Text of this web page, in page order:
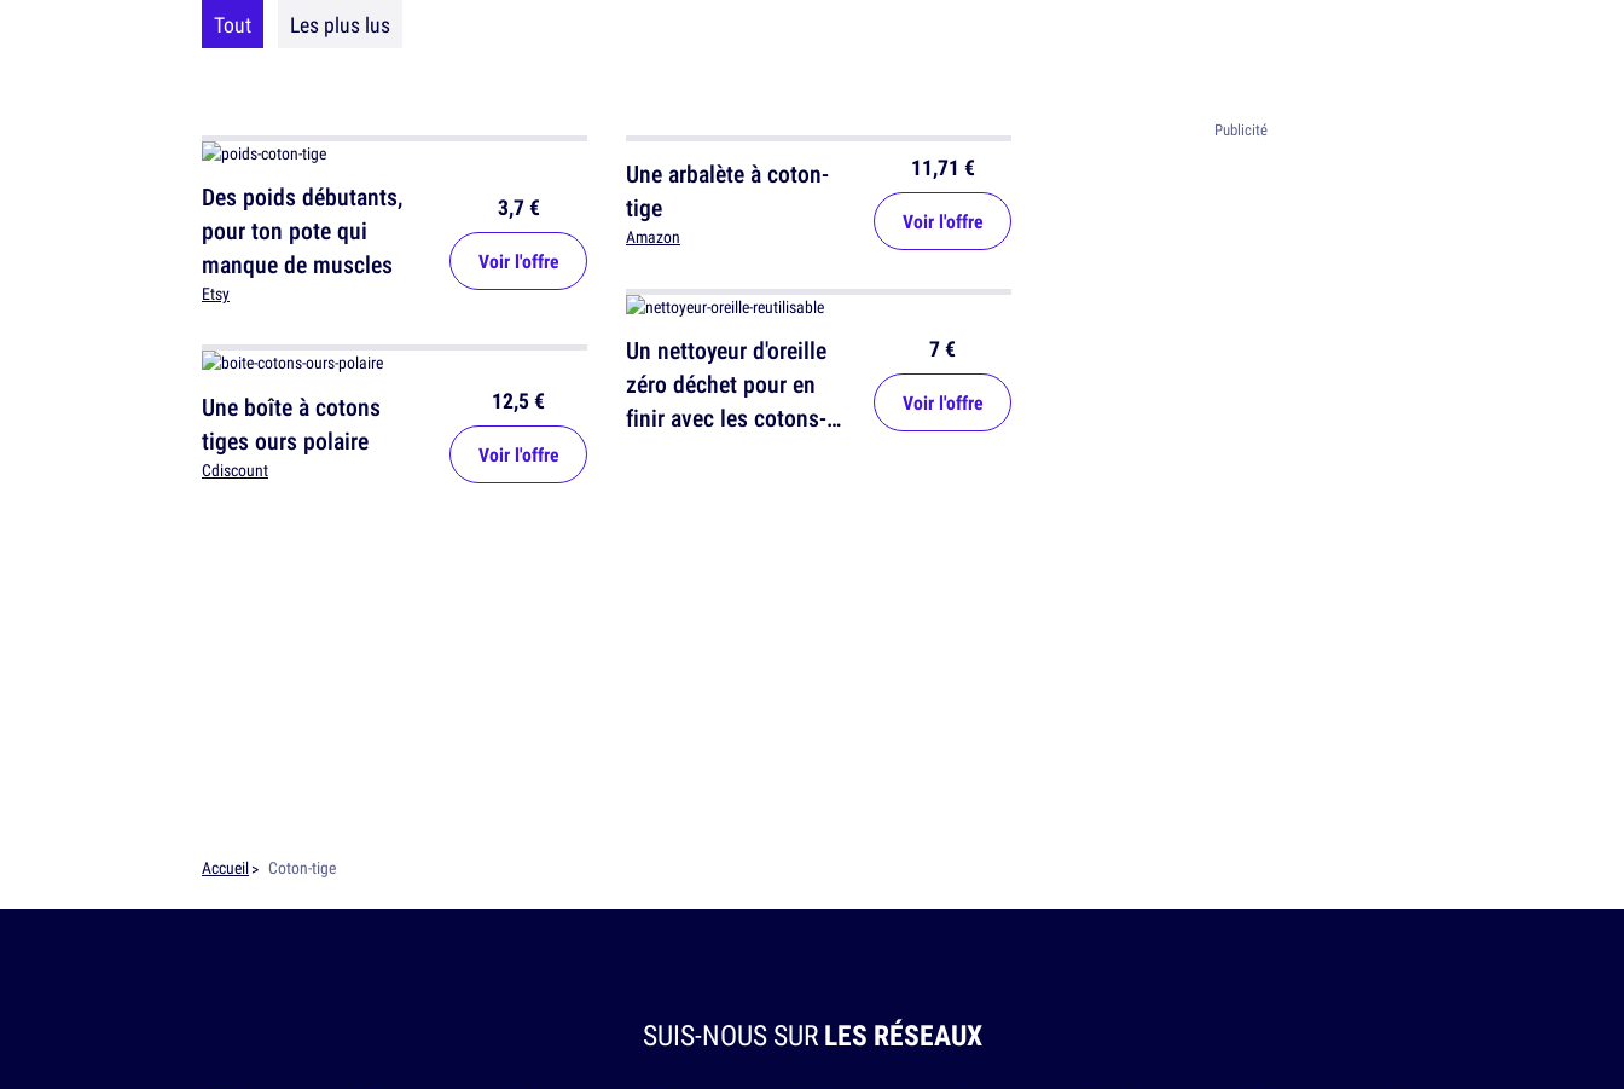
Tout Les plus lus
Des poids débutants,
pour ton pote qui
manque de muscles
Etsy
3,7 €
Voir l'offre
Une boîte à cotons
tiges ours polaire
Cdiscount
12,5 €
Voir l'offre
Une arbalète à coton-
tige
Amazon
11,71 €
Voir l'offre
Un nettoyeur d'oreille
zéro déchet pour en
finir avec les cotons-
7 €
Voir l'offre
Accueil Coton-tige
SUIS-NOUS SURLES RÉSEAUX